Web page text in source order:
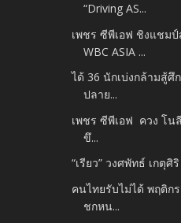
“Driving AS...
เพชร ซีพีเอฟ ชิงแชมป์
WBC ASIA ...
ได้ 36 นักเบ่งกล้ามสู้ศึ
ปลาย...
เพชร ซีพีเอฟ ควง โ
ขึ...
“เรียว” วงศพัทธ์ เกตุ
คนไทยรับไม่ได้ พฤติก
ชกหน...